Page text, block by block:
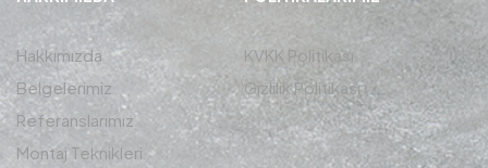
Hakkımızda
Belgelerimiz
Referanslarımız
Montaj Teknikleri
KVKK Politikası
Gizlilik Politikası